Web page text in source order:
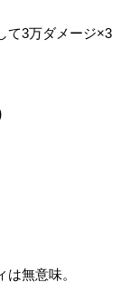
て3万ダメージ×3
無意味。